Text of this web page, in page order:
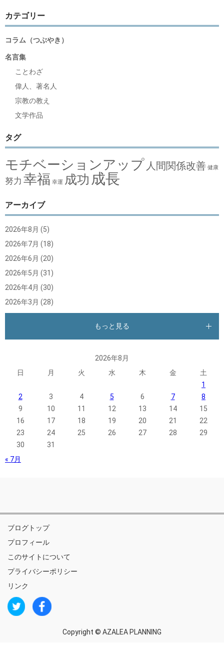
カテゴリー
コラム（つぶやき）
名言集
ことわざ
偉人、著名人
宗教の教え
文学作品
タグ
モチベーションアップ 人間関係改善 健康
努力 幸福 幸運 成功 成長
アーカイブ
2026年8月 (5)
2026年7月 (18)
2026年6月 (20)
2026年5月 (31)
2026年4月 (30)
2026年3月 (28)
もっと見る
2026年8月
日
月 火 水 木 金
土
1
2
3 4 5 6 7
8
9
10 11 12 13 14
15
16
17 18 19 20 21
22
23
24 25 26 27 28
29
30
31
« 7月
ブログトップ
プロフィール
このサイトについて
プライバシーポリシー
リンク
Copyright © AZALEA PLANNING